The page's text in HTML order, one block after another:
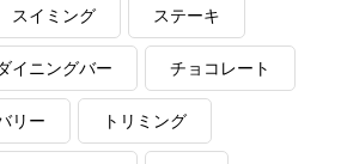
スイミング ステーキ
イニングバー チョコレート
リー トリミング